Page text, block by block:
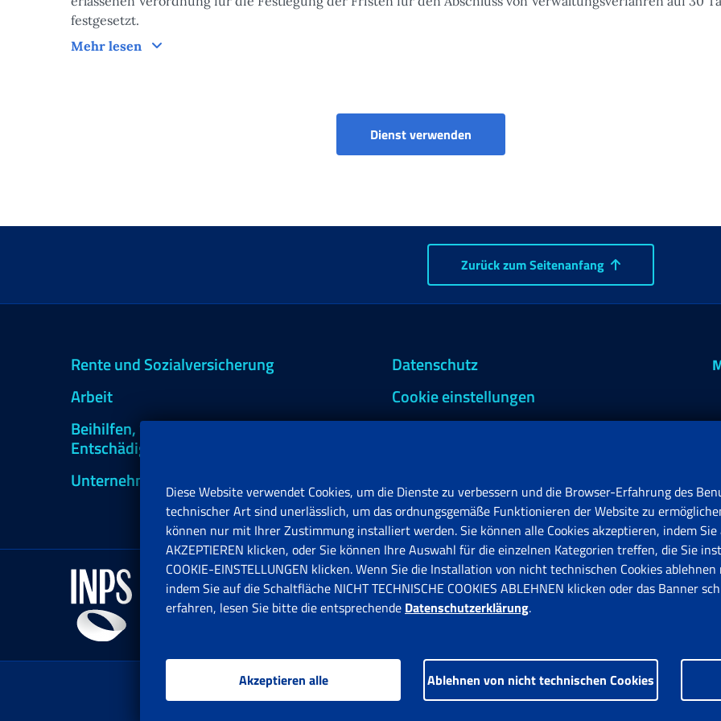
festgesetzt.
Mehr lesen
Bearbeitungszeiten der Maßnahme
Dienst verwenden
Zurück zum Seitenanfang
Rente und Sozialversicherung
Arbeit
Beihilfen, Subventionen und
Entschädigungen
Unternehmen und Freiberufler
Datenschutz
Cookie einstellungen
www.inps.gov.it © 1997-2025Istituto Nazionale Previdenza Sociale.Alle
Diese Website verwendet Cookies, um die Dienste zu verbessern und die Browser-Erfahrung des
technischer Art sind unerlässlich, um das ordnungsgemäße Funktionieren der Website zu
können nur mit Ihrer Zustimmung installiert werden. Sie können alle Cookies akzeptieren, indem Sie
AKZEPTIEREN klicken, oder Sie können Ihre Auswahl für die einzelnen Kategorien treffen, die Sie
COOKIE-EINSTELLUNGEN klicken. Wenn Sie die Installation von nicht technischen Cookies
indem Sie auf die Schaltfläche NICHT TECHNISCHE COOKIES ABLEHNEN klicken oder das Banner
erfahren, lesen Sie bitte die entsprechende Datenschutzerklärung.
Akzeptieren alle Ablehnen von nicht technischen Cookies